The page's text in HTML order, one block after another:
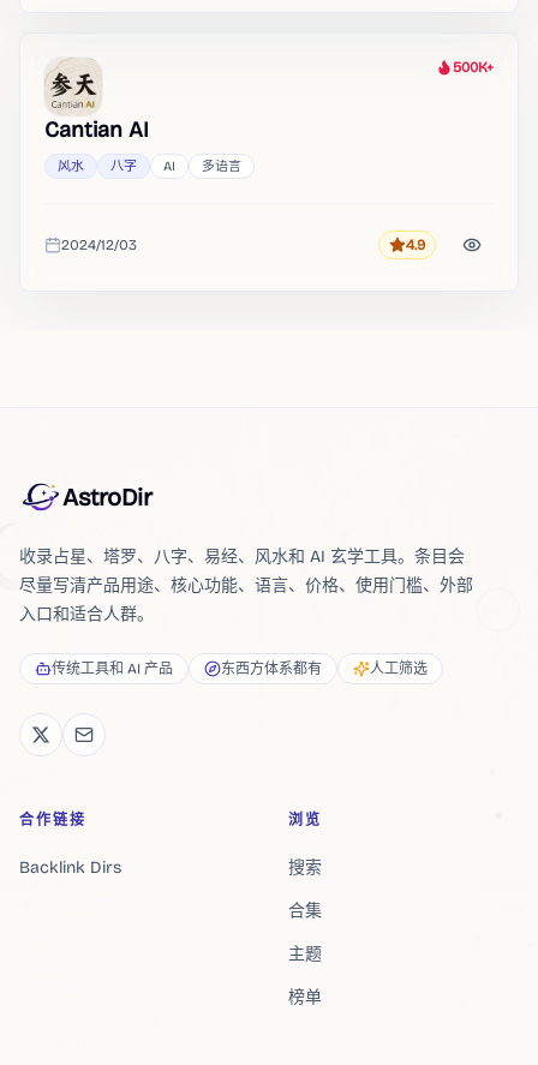
热度
500K+
Cantian AI
风水 八字 AI 多语言
收录时间
2024/12/03 评分4.9
AstroDir
收录占星、塔罗、八字、易经、风水和 AI 玄学工具。条目会
尽量写清产品用途、核心功能、语言、价格、使用门槛、外部
入口和适合人群。
传统工具和 AI 产品 东西方体系都有 人工筛选
合作链接
Backlink Dirs
浏览
搜索
合集
主题
榜单